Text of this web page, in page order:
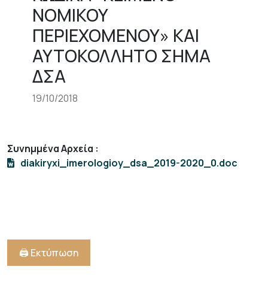
ΝΟΜΙΚΟΥ
ΠΕΡΙΕΧΟΜΕΝΟΥ» ΚΑΙ
ΑΥΤΟΚΟΛΛΗΤΟ ΣΗΜΑ
ΔΣΑ
19/10/2018
Συνημμένα Αρχεία :
diakiryxi_imerologioy_dsa_2019-2020_0.doc
🖨️ Εκτύπωση